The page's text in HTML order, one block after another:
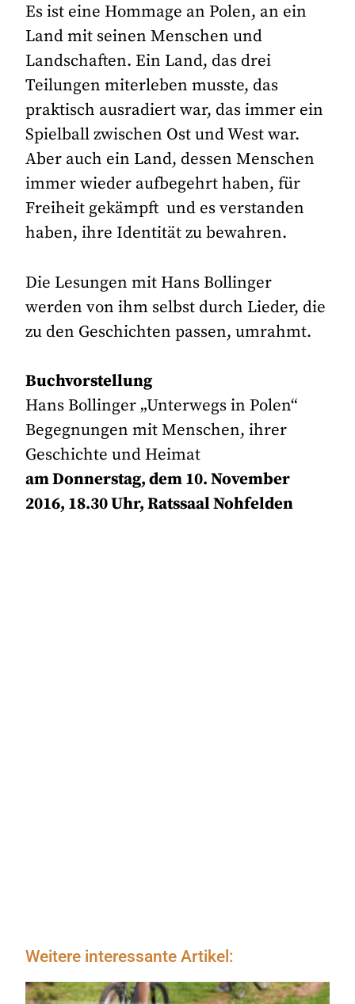
Es ist eine Hommage an Polen, an ein
Land mit seinen Menschen und
Landschaften. Ein Land, das drei
Teilungen miterleben musste, das
praktisch ausradiert war, das immer ein
Spielball zwischen Ost und West war.
Aber auch ein Land, dessen Menschen
immer wieder aufbegehrt haben, für
Freiheit gekämpft und es verstanden
haben, ihre Identität zu bewahren.
Die Lesungen mit Hans Bollinger
werden von ihm selbst durch Lieder, die
zu den Geschichten passen, umrahmt.
Buchvorstellung
Hans Bollinger „Unterwegs in Polen“
Begegnungen mit Menschen, ihrer
Geschichte und Heimat
am Donnerstag, dem 10. November
2016, 18.30 Uhr, Ratssaal Nohfelden
Weitere interessante Artikel: